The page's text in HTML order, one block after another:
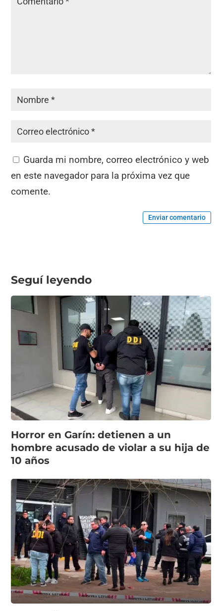
Guarda mi nombre, correo electrónico y web
en este navegador para la próxima vez que
comente.
Enviar comentario
Seguí leyendo
Horror en Garín: detienen a un
hombre acusado de violar a su hija de
10 años